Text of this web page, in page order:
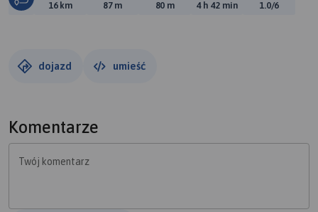
Długość trasy:
16 km Suma przewyższeń:
87 m Suma spadków:
80 m Średni czas potrzebny
4 h 42 min Ocena
1.0/6
dojazd umieść
Komentarze
Twój komentarz